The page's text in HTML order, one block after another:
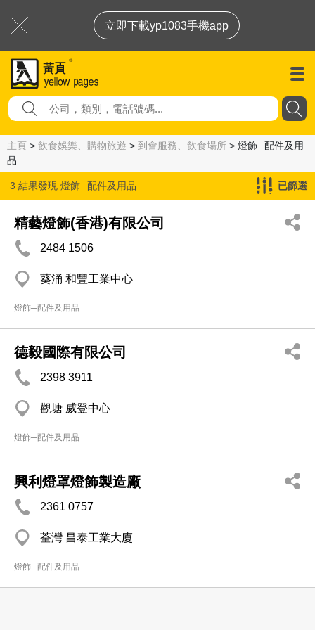
立即下載yp1083手機app
主頁 > 飲食娛樂、購物旅遊 > 到會服務、飲食場所 > 燈飾─配件及用
品
3 結果發現 燈飾─配件及用品 已篩選
精藝燈飾(香港)有限公司
2484 1506
葵涌 和豐工業中心
燈飾─配件及用品
德毅國際有限公司
2398 3911
觀塘 威登中心
燈飾─配件及用品
興利燈罩燈飾製造廠
2361 0757
荃灣 昌泰工業大廈
燈飾─配件及用品